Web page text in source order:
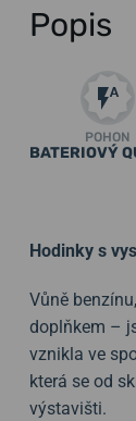
Popis
POHON
BATERIOVÝ
Hodinky s
Vůně
doplňkem –
vznikla ve
která se od
výstavišti.